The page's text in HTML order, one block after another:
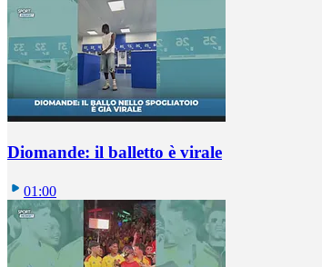
Diomande: il balletto è virale
01:00